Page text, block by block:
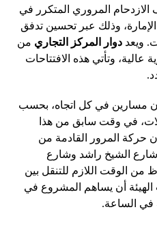
المروري المتكرر في
وذلك عبر تحسين تدفق
ويعد دوار المركز التجاري من
عالية، وتأتي هذه الافتتاحات
مسارين في كل اتجاه، بحسب
في وقت سابق من هذا
حركة المرور القادمة من
شارع الشيخ راشد وشارع
الوقت اللازم للتنقل بين
الهيئة أن يساهم المشروع في